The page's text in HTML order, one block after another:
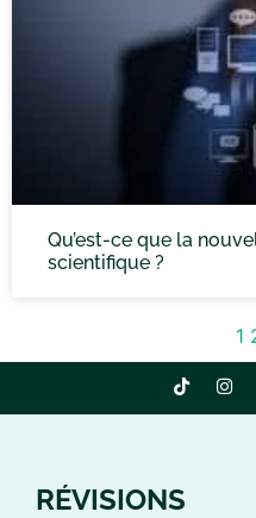
Qu’est-ce que la
scientifique ?
1
RÉVISIONS